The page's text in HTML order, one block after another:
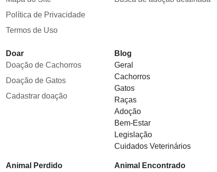
Política de Privacidade
Termos de Uso
Doar
Doação de Cachorros
Doação de Gatos
Cadastrar doação
Blog
Geral
Cachorros
Gatos
Raças
Adoção
Bem-Estar
Legislação
Cuidados Veterinários
Animal Perdido
Animal Encontrado